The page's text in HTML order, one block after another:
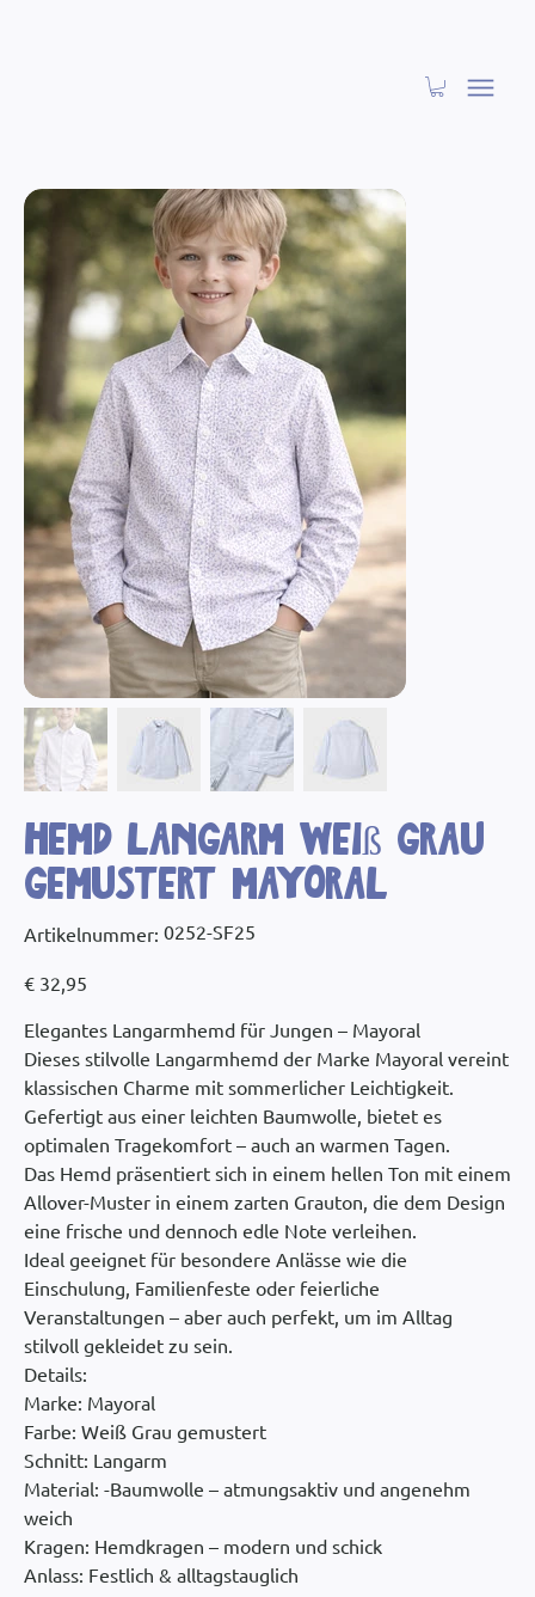
Hemd Langarm weiß grau
gemustert Mayoral
Artikelnummer:
Artikelnummer:
0252-
0252-SF25
€ 32,95
Elegantes Langarmhemd für Jungen – Mayoral
Dieses stilvolle Langarmhemd der Marke Mayoral vereint
klassischen Charme mit sommerlicher Leichtigkeit.
Gefertigt aus einer leichten Baumwolle, bietet es
optimalen Tragekomfort – auch an warmen Tagen.
Das Hemd präsentiert sich in einem hellen Ton mit einem
Allover-Muster in einem zarten Grauton, die dem Design
eine frische und dennoch edle Note verleihen.
Ideal geeignet für besondere Anlässe wie die
Einschulung, Familienfeste oder feierliche
Veranstaltungen – aber auch perfekt, um im Alltag
stilvoll gekleidet zu sein.
Details:
Marke: Mayoral
Farbe: Weiß Grau gemustert
Schnitt: Langarm
Material: -Baumwolle – atmungsaktiv und angenehm
weich
Kragen: Hemdkragen – modern und schick
Anlass: Festlich & alltagstauglich